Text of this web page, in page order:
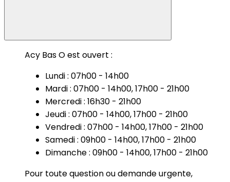
Acy Bas O est ouvert :
Lundi : 07h00 - 14h00
Mardi : 07h00 - 14h00, 17h00 - 21h00
Mercredi : 16h30 - 21h00
Jeudi : 07h00 - 14h00, 17h00 - 21h00
Vendredi : 07h00 - 14h00, 17h00 - 21h00
Samedi : 09h00 - 14h00, 17h00 - 21h00
Dimanche : 09h00 - 14h00, 17h00 - 21h00
Pour toute question ou demande urgente,